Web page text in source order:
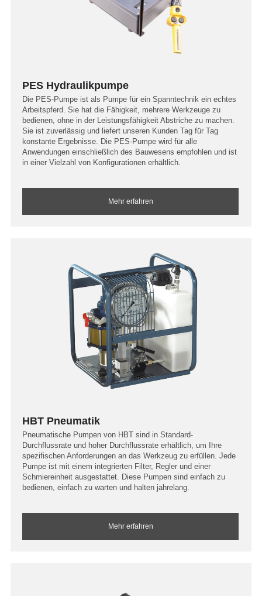
PES Hydraulikpumpe
Die PES-Pumpe ist als Pumpe für ein Spanntechnik ein echtes
Arbeitspferd. Sie hat die Fähigkeit, mehrere Werkzeuge zu
bedienen, ohne in der Leistungsfähigkeit Abstriche zu machen.
Sie ist zuverlässig und liefert unseren Kunden Tag für Tag
konstante Ergebnisse. Die PES-Pumpe wird für alle
Anwendungen einschließlich des Bauwesens empfohlen und ist
in einer Vielzahl von Konfigurationen erhältlich.
Mehr erfahren
HBT Pneumatik
Pneumatische Pumpen von HBT sind in Standard-
Durchflussrate und hoher Durchflussrate erhältlich, um Ihre
spezifischen Anforderungen an das Werkzeug zu erfüllen. Jede
Pumpe ist mit einem integrierten Filter, Regler und einer
Schmiereinheit ausgestattet. Diese Pumpen sind einfach zu
bedienen, einfach zu warten und halten jahrelang.
Mehr erfahren